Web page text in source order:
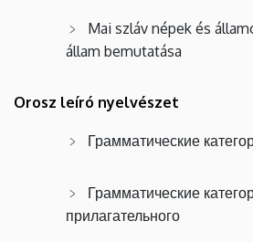
Mai szláv népek és
állam bemutatása
Orosz leíró nyelvészet
Грамматические
Грамматические
прилагательного